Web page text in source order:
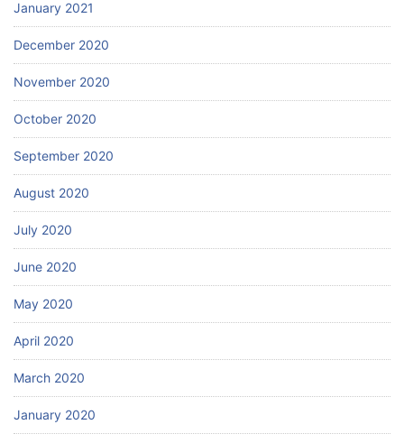
January 2021
December 2020
November 2020
October 2020
September 2020
August 2020
July 2020
June 2020
May 2020
April 2020
March 2020
January 2020